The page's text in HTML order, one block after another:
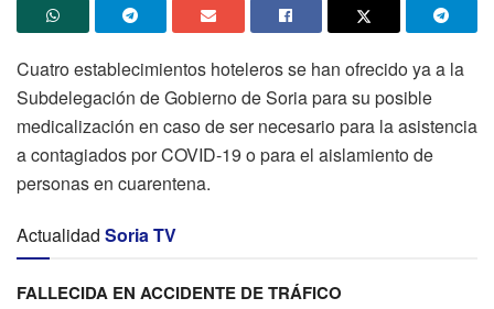
Cuatro establecimientos hoteleros se han ofrecido ya a la
Subdelegación de Gobierno de Soria para su posible
medicalización en caso de ser necesario para la asistencia
a contagiados por COVID-19 o para el aislamiento de
personas en cuarentena.
Actualidad Soria TV
FALLECIDA EN ACCIDENTE DE TRÁFICO